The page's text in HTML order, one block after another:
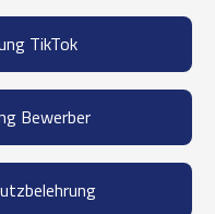
TikTok
Bewerber